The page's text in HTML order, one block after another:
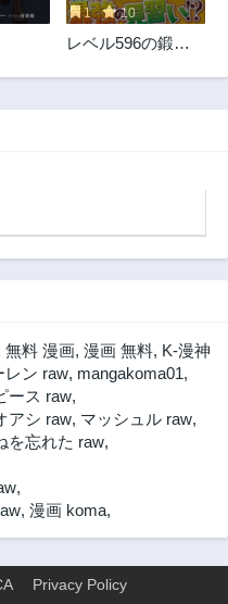
1 10
レベル596の鍛冶
無料 漫画, 漫画 無料, K-漫神
レン raw, mangakoma01,
ース raw,
アシ raw, マッシュル raw,
を忘れた raw,
,
, 漫画 koma,
Privacy Policy